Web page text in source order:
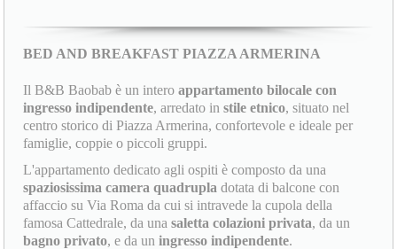
BED AND BREAKFAST PIAZZA ARMERINA
Il B&B Baobab è un interoappartamento bilocale con
ingresso indipendente, arredato instile etnico, situato nel
centro storico di Piazza Armerina, confortevole e ideale per
famiglie, coppie o piccoli gruppi.
L'appartamento dedicato agli ospiti è composto da una
spaziosissima camera quadrupla dotata di balcone con
affaccio su Via Roma da cui si intravede la cupola della
famosa Cattedrale, da unasaletta colazioni privata, da un
bagno privato, e da uningresso indipendente.